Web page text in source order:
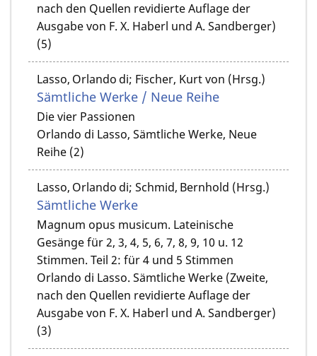
nach den Quellen revidierte Auflage der
Ausgabe von F. X. Haberl und A. Sandberger)
(5)
Lasso, Orlando di; Fischer, Kurt von (Hrsg.)
Sämtliche Werke / Neue Reihe
Die vier Passionen
Orlando di Lasso, Sämtliche Werke, Neue
Reihe (2)
Lasso, Orlando di; Schmid, Bernhold (Hrsg.)
Sämtliche Werke
Magnum opus musicum. Lateinische
Gesänge für 2, 3, 4, 5, 6, 7, 8, 9, 10 u. 12
Stimmen. Teil 2: für 4 und 5 Stimmen
Orlando di Lasso. Sämtliche Werke (Zweite,
nach den Quellen revidierte Auflage der
Ausgabe von F. X. Haberl und A. Sandberger)
(3)